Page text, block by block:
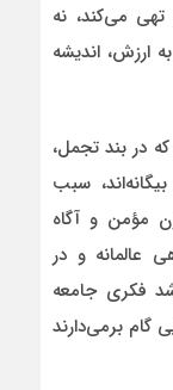
تهی می‌کند، نه
ارزش، اندیشه
در بند تجمل،
سبب
مؤمن و آگاه
عالمانه و در
فکری جامعه
گام برمی‌دارند